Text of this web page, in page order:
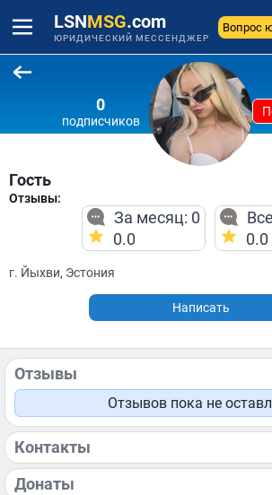
LSNMSG.com
ЮРИДИЧЕСКИЙ МЕССЕНДЖЕР
Вопрос
0
подписчиков
Гость
Отзывы:
За месяц: 0
0.0
0.0
г. Йыхви, Эстония
Написать
Отзывы
Отзывов пока не
Контакты
Донаты